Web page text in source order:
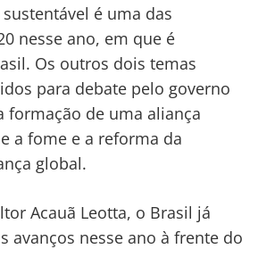
é uma das
nesse ano, em que é
Os outros dois temas
para debate pelo governo
formação de uma aliança
a fome e a reforma da
global.
Acauã Leotta, o Brasil já
avanços nesse ano à frente do